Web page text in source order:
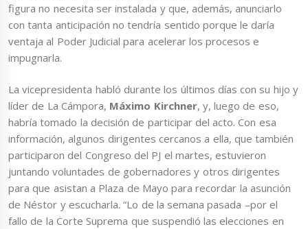
figura no necesita ser instalada y que, además, anunciarlo
con tanta anticipación no tendría sentido porque le daría
ventaja al Poder Judicial para acelerar los procesos e
impugnarla.
La vicepresidenta habló durante los últimos días con su hijo y
líder de La Cámpora, Máximo Kirchner, y, luego de eso,
habría tomado la decisión de participar del acto. Con esa
información, algunos dirigentes cercanos a ella, que también
participaron del Congreso del PJ el martes, estuvieron
juntando voluntades de gobernadores y otros dirigentes
para que asistan a Plaza de Mayo para recordar la asunción
de Néstor y escucharla. “Lo de la semana pasada –por el
fallo de la Corte Suprema que suspendió las elecciones en